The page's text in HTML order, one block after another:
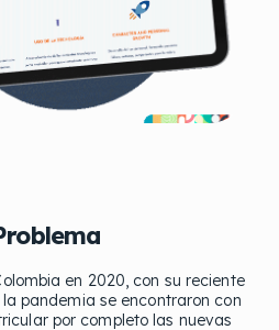
en 2020, con su reciente
pandemia se encontraron con
por completo las nuevas